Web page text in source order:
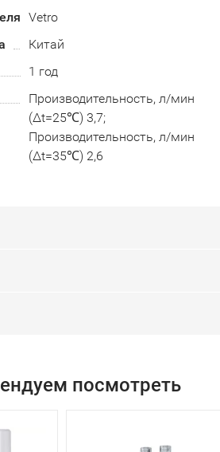
Vetro
Китай
1 год
Производительность, л/мин
(∆t=25℃) 3,7;
Производительность, л/мин
(∆t=35℃) 2,6
посмотреть